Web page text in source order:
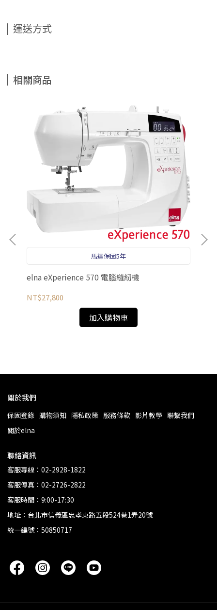
運送方式
相關商品
馬達保固5年
elna eXperience 570 電腦縫紉機
NT$27,800
加入購物車
關於我們
保固登錄 購物須知 隱私政策 服務條款 影片教學 聯繫我們
關於elna
聯絡資訊
客服專線：02-2928-1822
客服傳真：02-2726-2822
客服時間：9:00-17:30
地址：台北市信義區忠孝東路五段524巷1弄20號
統一編號：50850717